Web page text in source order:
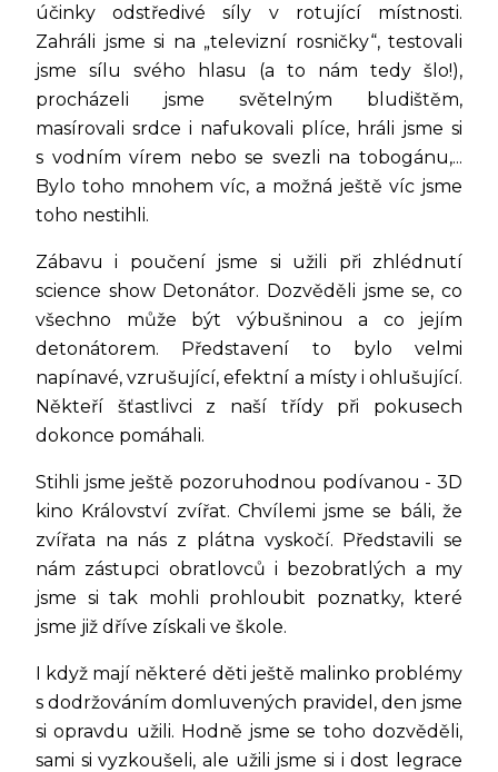
účinky odstředivé síly v rotující místnosti.
Zahráli jsme si na „televizní rosničky“, testovali
jsme sílu svého hlasu (a to nám tedy šlo!),
procházeli jsme světelným bludištěm,
masírovali srdce i nafukovali plíce, hráli jsme si
s vodním vírem nebo se svezli na tobogánu,...
Bylo toho mnohem víc, a možná ještě víc jsme
toho nestihli.
Zábavu i poučení jsme si užili při zhlédnutí
science show Detonátor. Dozvěděli jsme se, co
všechno může být výbušninou a co jejím
detonátorem. Představení to bylo velmi
napínavé, vzrušující, efektní a místy i ohlušující.
Někteří šťastlivci z naší třídy při pokusech
dokonce pomáhali.
Stihli jsme ještě pozoruhodnou podívanou - 3D
kino Království zvířat. Chvílemi jsme se báli, že
zvířata na nás z plátna vyskočí. Představili se
nám zástupci obratlovců i bezobratlých a my
jsme si tak mohli prohloubit poznatky, které
jsme již dříve získali ve škole.
I když mají některé děti ještě malinko problémy
s dodržováním domluvených pravidel, den jsme
si opravdu užili. Hodně jsme se toho dozvěděli,
sami si vyzkoušeli, ale užili jsme si i dost legrace